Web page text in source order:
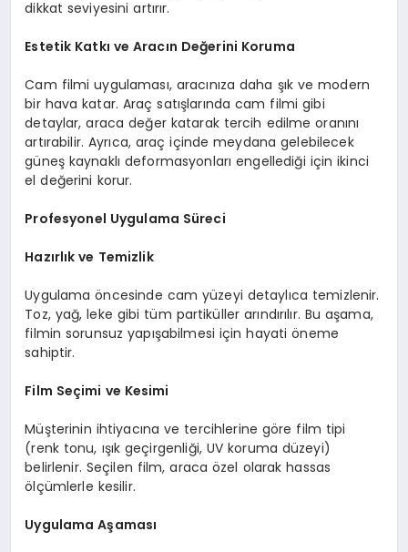
dikkat seviyesini artırır.
Estetik Katkı ve Aracın Değerini Koruma
Cam filmi uygulaması, aracınıza daha şık ve modern
bir hava katar. Araç satışlarında cam filmi gibi
detaylar, araca değer katarak tercih edilme oranını
artırabilir. Ayrıca, araç içinde meydana gelebilecek
güneş kaynaklı deformasyonları engellediği için ikinci
el değerini korur.
Profesyonel Uygulama Süreci
Hazırlık ve Temizlik
Uygulama öncesinde cam yüzeyi detaylıca temizlenir.
Toz, yağ, leke gibi tüm partiküller arındırılır. Bu aşama,
filmin sorunsuz yapışabilmesi için hayati öneme
sahiptir.
Film Seçimi ve Kesimi
Müşterinin ihtiyacına ve tercihlerine göre film tipi
(renk tonu, ışık geçirgenliği, UV koruma düzeyi)
belirlenir. Seçilen film, araca özel olarak hassas
ölçümlerle kesilir.
Uygulama Aşaması